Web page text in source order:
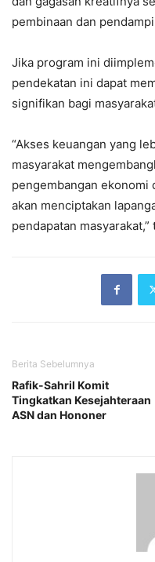
pembinaan dan
Jika program ini
pendekatan ini dapat
signifikan bagi
“Akses keuangan yang
masyarakat
pengembangan ekonomi
akan menciptakan
pendapatan
Berita Sebelumnya
Rafik-Sahril Komit
Tingkatkan Kesejahteraan
ASN dan Hononer